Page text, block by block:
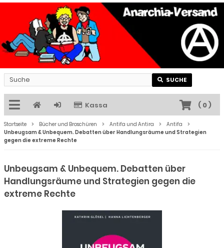
SUCHE
Kassa ( 0)
Startseite Bücher und Broschüren Antifa und Antira
Antifa
Unbeugsam & Unbequem. Debatten über Handlungsräume und Strategien
gegen die extreme Rechte
Unbeugsam & Unbequem. Debatten über
Handlungsräume und Strategien gegen die
extreme Rechte